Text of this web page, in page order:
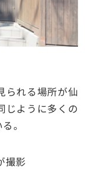
られる場所が仙
じように多くの
。
撮影